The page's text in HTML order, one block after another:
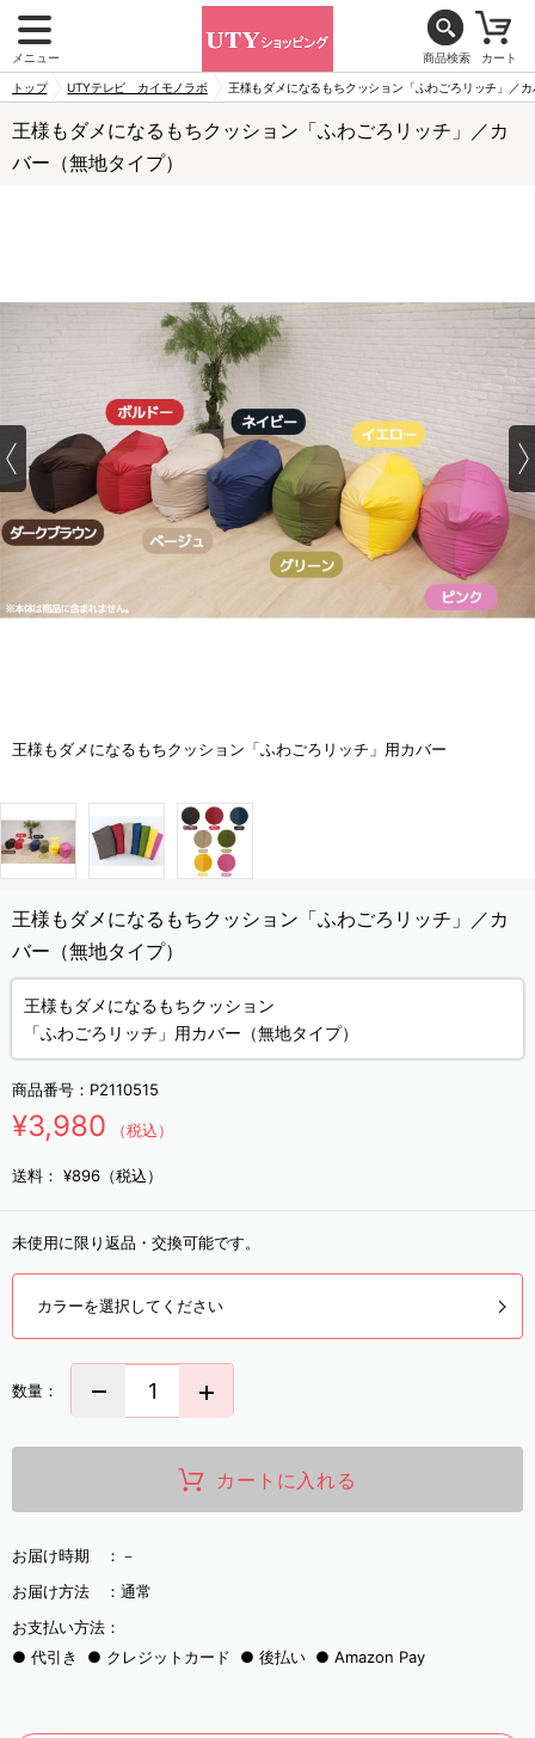
メニュー 商品検索 カート
トップ UTYテレビ カイモノラボ 王様もダメになるもちクッション「ふわごろリッチ」／
王様もダメになるもちクッション「ふわごろリッチ」／カ
バー（無地タイプ）
王様もダメになるもちクッション「ふわごろリッチ」用カバー
王様もダメになるもちクッション「ふわごろリッチ」／カ
バー（無地タイプ）
王様もダメになるもちクッション
「ふわごろリッチ」用カバー（無地タイプ）
商品番号： P2110515
¥3,980 （税込）
送料： ¥896（税込）
未使用に限り返品・交換可能です。
カラーを選択してください
数量：
カートに入れる
お届け時期 ： －
お届け方法 ： 通常
お支払い方法：
代引き
クレジットカード 後払い Amazon Pay